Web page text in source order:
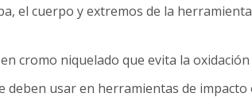
el cuerpo y extremos de la
cromo niquelado que evita la oxidación
deben usar en herramientas de impacto